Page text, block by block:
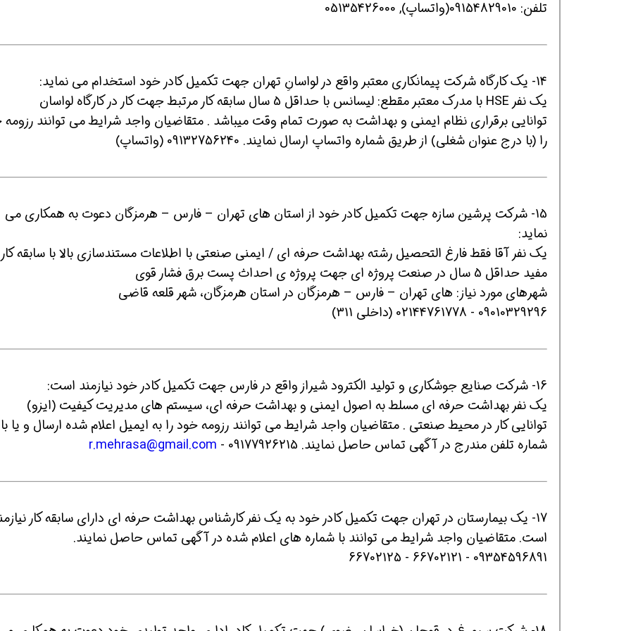
تلفن: 09154829010(واتساپ), 05135426000
14- یک کارگاه شرکت پیمانکاری معتبر واقع در لواسانِ تهران جهت تکمیل کادر خود استخدام می نماید:
یک نفر HSE با مدرک معتبر مقطع: لیسانس با حداقل 5 سال سابقه کار مرتبط جهت کار در کارگاه لواسان
توانایی برقراری نظام ایمنی و بهداشت به صورت تمام وقت میباشد . متقاضیان واجد شرایط می توانند
را (با درج عنوان شغلی) از طریق شماره واتساپ ارسال نمایند. 09132756240 (واتساپ)
15- شرکت پرشین سازه جهت تکمیل کادر خود از استان های تهران – فارس – هرمزگان دعوت به همکاری می
نماید:
یک نفر آقا فقط فارغ التحصیل رشته بهداشت حرفه ای / ایمنی صنعتی با اطلاعات مستندسازی بالا با سابقه کار
مفید حداقل 5 سال در صنعت پروژه ای جهت پروژه ی احداث پست برق فشار قوی
شهرهای مورد نیاز: های تهران – فارس – هرمزگان در استان هرمزگان، شهر قلعه قاضی
09010329296 - 02144761778 (داخلی 311)
16- شرکت صنایع جوشکاری و تولید الکترود شیراز واقع در فارس جهت تکمیل کادر خود نیازمند است:
یک نفر بهداشت حرفه ای مسلط به اصول ایمنی و بهداشت حرفه ای، سیستم های مدیریت کیفیت (ایزو)
توانایی کار در محیط صنعتی . متقاضیان واجد شرایط می توانند رزومه خود را به ایمیل اعلام شده ارسال و یا با
شماره تلفن مندرج در آگهی تماس حاصل نمایند.
r.mehrasa@gmail.com - 09177926215
17- یک بیمارستان در تهران جهت تکمیل کادر خود به یک نفر کارشناس بهداشت حرفه ای دارای سابقه کار
است. متقاضیان واجد شرایط می توانند با شماره های اعلام شده در آگهی تماس حاصل نمایند.
09354596891 - 66702121 - 66702125